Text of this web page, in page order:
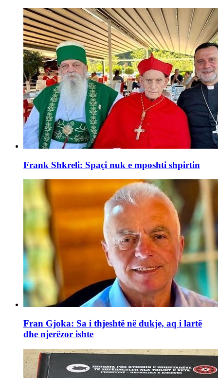
Frank Shkreli: Spaçi nuk e mposhti shpirtin
Fran Gjoka: Sa i thjeshtë në dukje, aq i lartë
dhe njerëzor ishte